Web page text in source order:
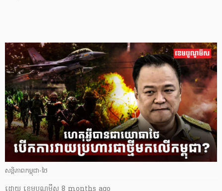
សន្តិភាពកម្ពុជា-ថៃ